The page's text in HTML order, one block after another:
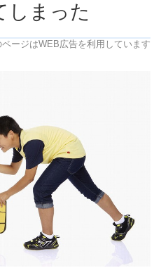
しまった
ページはWEB広告を利用しています